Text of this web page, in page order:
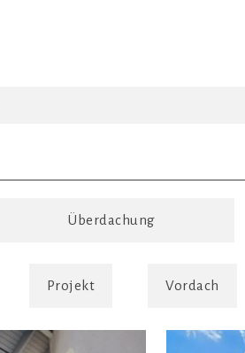
Überdachung
Projekt Vordach